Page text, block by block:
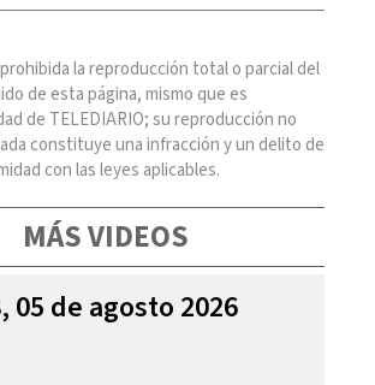
la reproducción total o parcial del
de esta página, mismo que es
de TELEDIARIO; su reproducción no
constituye una infracción y un delito de
con las leyes aplicables.
MÁS VIDEOS
05 de agosto 2026